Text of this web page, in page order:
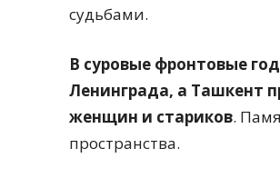
судьбами.
В суровые фронтовые
Ленинграда, а Ташкент
женщин и стариков.
пространства.